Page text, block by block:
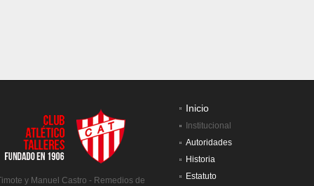
y Manuel Castro - Remedios de
Inicio
Institucional
Autoridades
Historia
Estatuto